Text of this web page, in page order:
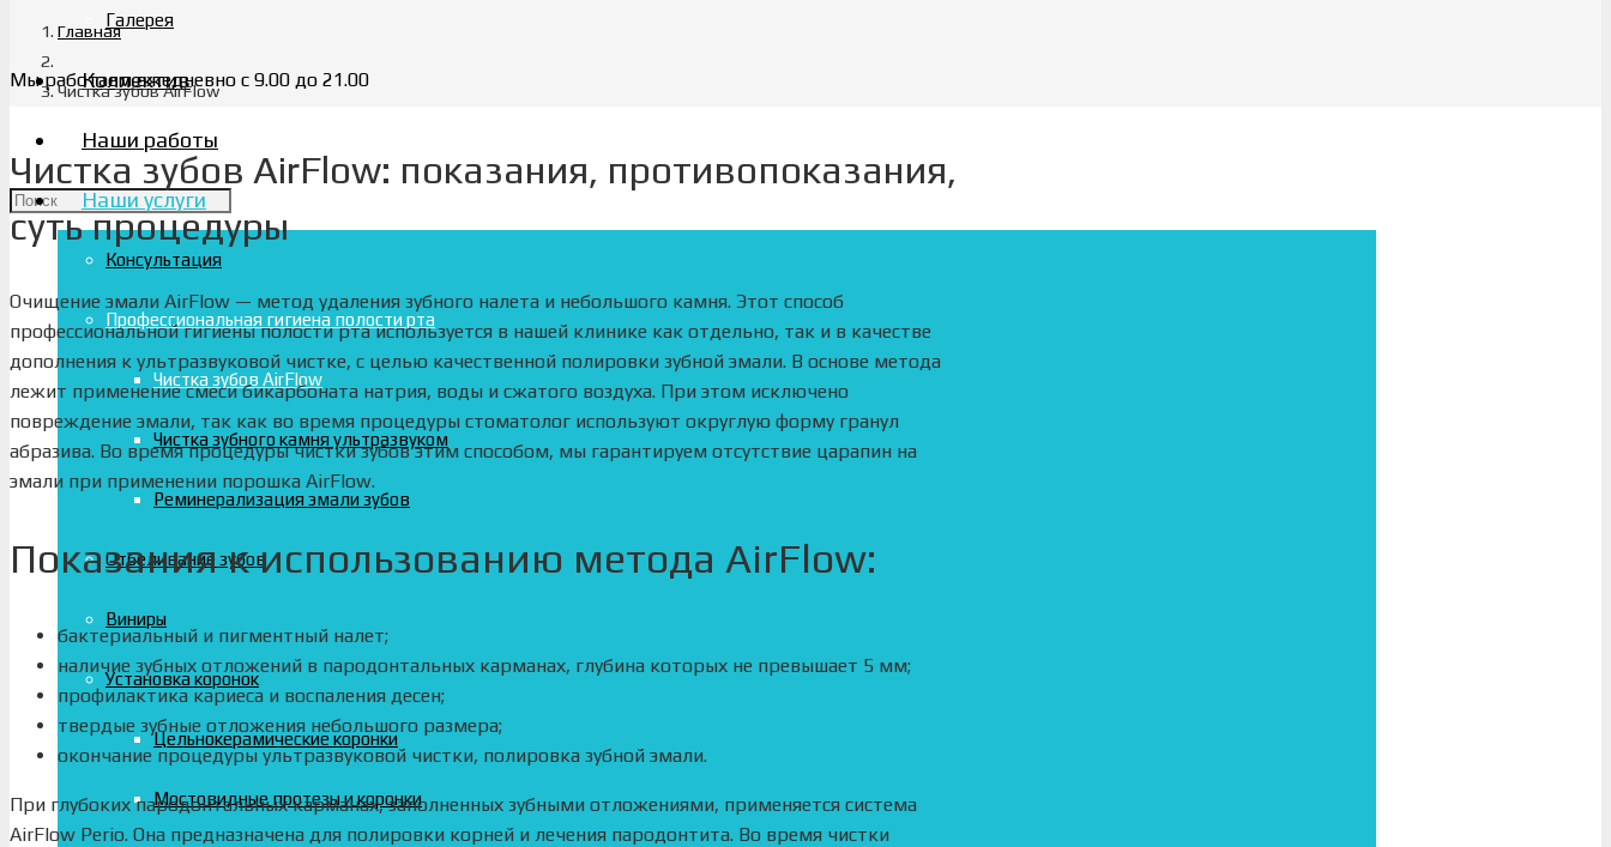
Мы работаем ежедневно с 9.00 до 21.00
Галерея
Коллектив
Наши работы
Наши услуги
Консультация
Профессиональная гигиена полости рта
Чистка зубов AirFlow
Чистка зубного камня ультразвуком
Реминерализация эмали зубов
Отбеливание зубов
Виниры
Установка коронок
Цельнокерамические коронки
Мостовидные протезы и коронки
Главная
Чистка зубов AirFlow
Чистка зубов AirFlow: показания, противопоказания,
суть процедуры
Очищение эмали AirFlow — метод удаления зубного налета и небольшого камня. Этот способ
профессиональной гигиены полости рта используется в нашей клинике как отдельно, так и в качестве
дополнения к ультразвуковой чистке, с целью качественной полировки зубной эмали. В основе метода
лежит применение смеси бикарбоната натрия, воды и сжатого воздуха. При этом исключено
повреждение эмали, так как во время процедуры стоматолог используют округлую форму гранул
абразива. Во время процедуры чистки зубов этим способом, мы гарантируем отсутствие царапин на
эмали при применении порошка AirFlow.
Показания к использованию метода AirFlow:
бактериальный и пигментный налет;
наличие зубных отложений в пародонтальных карманах, глубина которых не превышает 5 мм;
профилактика кариеса и воспаления десен;
твердые зубные отложения небольшого размера;
окончание процедуры ультразвуковой чистки, полировка зубной эмали.
При глубоких пародонтальных карманах, заполненных зубными отложениями, применяется система
AirFlow Perio. Она предназначена для полировки корней и лечения пародонтита. Во время чистки